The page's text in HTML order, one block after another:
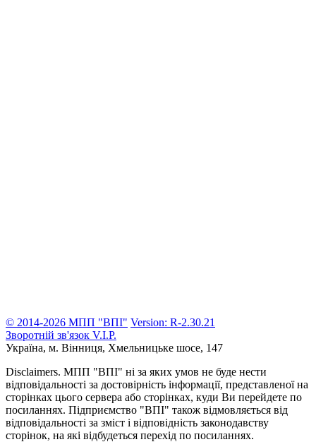
© 2014-2026 МПП "ВПІ" Version: R-2.30.21
Зворотній зв'язок V.I.P.
Україна, м. Вінниця, Хмельницьке шосе, 147
Disclaimers. МПП "ВПІ" ні за яких умов не буде нести
відповідальності за достовірність інформації, представленої на
сторінках цього сервера або сторінках, куди Ви перейдете по
посиланнях. Підприємство "ВПІ" також відмовляється від
відповідальності за зміст і відповідність законодавству
сторінок, на які відбудеться перехід по посиланнях.